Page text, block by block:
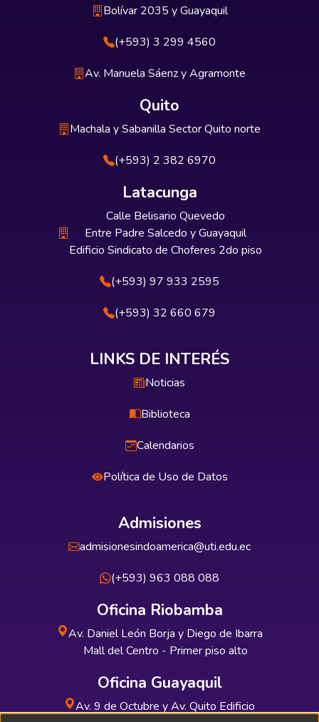
Bolívar 2035 y Guayaquil
(+593) 3 299 4560
Av. Manuela Sáenz y Agramonte
Quito
Machala y Sabanilla Sector Quito norte
(+593) 2 382 6970
Latacunga
Calle Belisario Quevedo
Entre Padre Salcedo y Guayaquil
Edificio Sindicato de Choferes 2do piso
(+593) 97 933 2595
(+593) 32 660 679
LINKS DE INTERÉS
Noticias
Biblioteca
Calendarios
Política de Uso de Datos
Admisiones
admisionesindoamerica@uti.edu.ec
(+593) 963 088 088
Oficina Riobamba
Av. Daniel León Borja y Diego de Ibarra
Mall del Centro - Primer piso alto
Oficina Guayaquil
Av. 9 de Octubre y Av. Quito Edificio